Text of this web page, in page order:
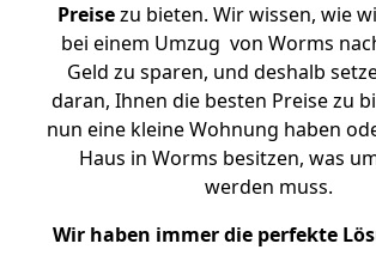
Preisezu bieten. Wir wissen, wie
bei einem Umzug von Worms
Geld zu sparen, und deshalb
daran, Ihnen die besten Preise zu
nun eine kleine Wohnung haben
Haus in Worms besitzen, was
werden muss.
Wir haben immer die perfekte